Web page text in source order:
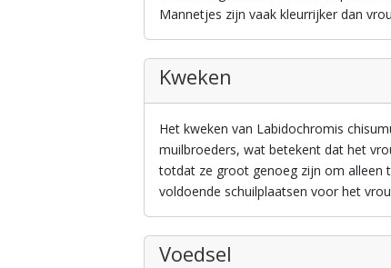
Mannetjes zijn vaak kleurrijker dan
Kweken
Het kweken van Labidochromis
muilbroeders, wat betekent dat het
totdat ze groot genoeg zijn om alleen
voldoende schuilplaatsen voor het
Voedsel